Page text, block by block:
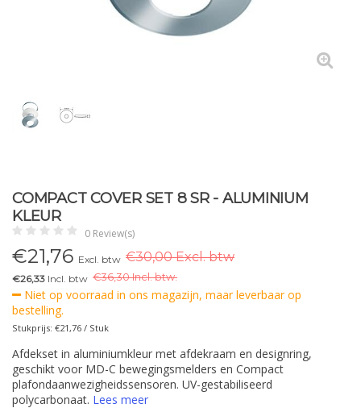
COMPACT COVER SET 8 SR - ALUMINIUM
KLEUR
0 Review(s)
€21,76 Excl. btw €30,00 Excl. btw
€26,33 Incl. btw €36,30 Incl. btw.
Niet op voorraad in ons magazijn, maar leverbaar op
bestelling.
Stukprijs: €21,76 / Stuk
Afdekset in aluminiumkleur met afdekraam en designring,
geschikt voor MD-C bewegingsmelders en Compact
plafondaanwezigheidssensoren. UV-gestabiliseerd
polycarbonaat. Lees meer